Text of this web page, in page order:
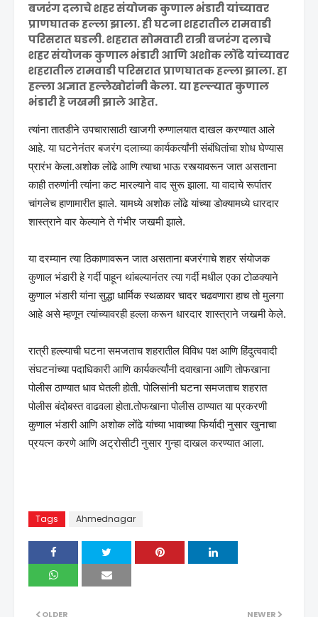
बजरंग दलाचे शहर संयाेजक कुणाल भंडारी यांच्यावर
प्राणघातक हल्ला झाला. ही घटना शहरातील रामवाडी
परिसरात घडली. शहरात सोमवारी रात्री बजरंग दलाचे
शहर संयाेजक कुणाल भंडारी आणि अशोक लोंढे यांच्यावर
शहरातील रामवाडी परिसरात प्राणघातक हल्ला झाला. हा
हल्ला अज्ञात हल्लेखोरांनी केला. या हल्ल्यात कुणाल
भंडारी हे जखमी झाले आहेत.
त्यांना तातडीने उपचारासाठी खाजगी रुग्णालयात दाखल करण्यात आले
आहे. या घटनेनंतर बजरंग दलाच्या कार्यकर्त्यांनी संबंधितांचा शाेध घेण्यास
प्रारंभ केला.अशोक लोंढे आणि त्याचा भाऊ रस्त्यावरून जात असताना
काही तरुणांनी त्यांना कट मारल्याने वाद सुरू झाला. या वादाचे रूपांतर
चांगलेच हाणामारीत झाले. यामध्ये अशोक लोंढे यांच्या डोक्यामध्ये धारदार
शास्त्राने वार केल्याने ते गंभीर जखमी झाले.
या दरम्यान त्या ठिकाणावरून जात असताना बजरंगाचे शहर संयोजक
कुणाल भंडारी हे गर्दी पाहून थांबल्यानंतर त्या गर्दी मधील एका टोळक्याने
कुणाल भंडारी यांना सुद्धा धार्मिक स्थळावर चादर चढवणारा हाच तो मुलगा
आहे असे म्हणून त्यांच्यावरही हल्ला करून धारदार शास्त्राने जखमी केले.
रात्री हल्ल्याची घटना समजताच शहरातील विविध पक्ष आणि हिंदुत्ववादी
संघटनांच्या पदाधिकारी आणि कार्यकर्त्यांनी दवाखाना आणि तोफखाना
पोलीस ठाण्यात धाव घेतली होती. पाेलिसांनी घटना समजताच शहरात
पोलीस बंदोबस्त वाढवला होता.तोफखाना पोलीस ठाण्यात या प्रकरणी
कुणाल भंडारी आणि अशोक लोंढे यांच्या भावाच्या फिर्यादी नुसार खुनाचा
प्रयत्न करणे आणि अट्रोसीटी नुसार गुन्हा दाखल करण्यात आला.
Tags Ahmednagar
NEWER
OLDER